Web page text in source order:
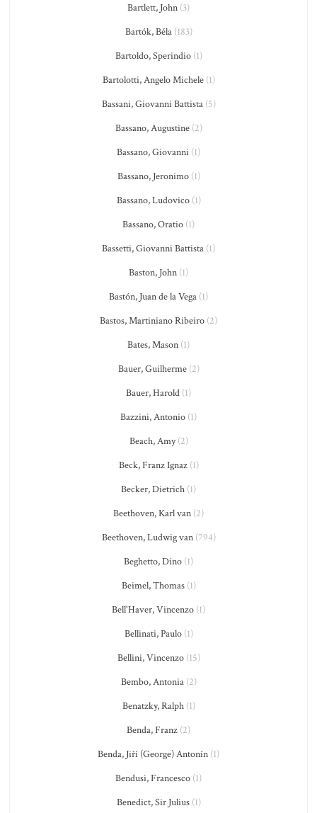
Bartlett, John (3)
Bartók, Béla(183)
Bartoldo, Sperindio(1)
Bartolotti, Angelo Michele(1)
Bassani, Giovanni Battista(5)
Bassano, Augustine(2)
Bassano, Giovanni (1)
Bassano, Jeronimo(1)
Bassano, Ludovico(1)
Bassano, Oratio (1)
Bassetti, Giovanni Battista (1)
Baston, John (1)
Bastón, Juan de la Vega (1)
Bastos, Martiniano Ribeiro (2)
Bates, Mason (1)
Bauer, Guilherme(2)
Bauer, Harold (1)
Bazzini, Antonio (1)
Beach, Amy(2)
Beck, Franz Ignaz(1)
Becker, Dietrich (1)
Beethoven, Karl van (2)
Beethoven, Ludwig van(794)
Beghetto, Dino (1)
Beimel, Thomas(1)
Bell'Haver, Vincenzo (1)
Bellinati, Paulo(1)
Bellini, Vincenzo(15)
Bembo, Antonia(2)
Benatzky, Ralph(1)
Benda, Franz (2)
Benda, Jiří (George) Antonín (1)
Bendusi, Francesco (1)
Benedict, Sir Julius(1)